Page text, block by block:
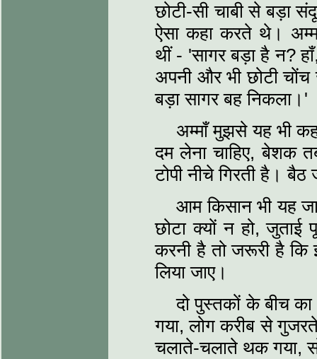
छोटी-सी चाबी से बड़ा
ऐसा कहा करते थे।
थीं - 'सागर बड़ा है न?
अपनी और भी छोटी
बड़ा सागर बह निकला।'
अम्‍माँ मुझसे यह भी
दम लेना चाहिए, बेशक
टोपी नीचे गिरती है।
आम किसान भी यह
छोटा क्‍यों न हो,
करनी है तो जरूरी है
लिया जाए।
दो पुस्‍तकों के बीच
गया, लोग करीब से
चलाते-चलाते थक गया,